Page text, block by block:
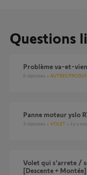
Questions
Problème va-et-
6 réponses AUTRES
Panne moteur yslo
3 réponses VOLET il y a
Volet qui s'arrete / se stop / se coince tous les 20 cm
[Descente + Montée]